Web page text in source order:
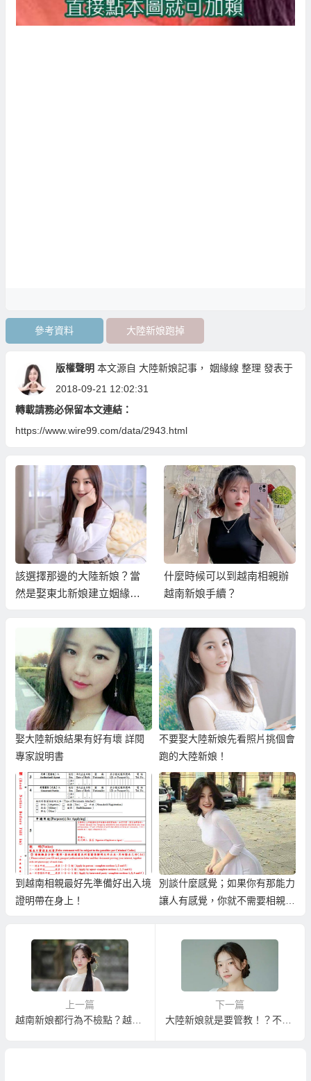
參考資料 大陸新娘跑掉
版權聲明本文源自 大陸新娘記事， 姻緣線 整理 發表于
2018-09-21 12:02:31
轉載請務必保留本文連結：
https://www.wire99.com/data/2943.html
該選擇那邊的大陸新娘？當
然是娶東北新娘建立姻緣線
什麼時候可以到越南相親辦
越南新娘手續？
娶大陸新娘結果有好有壞 詳閱
專家說明書
不要娶大陸新娘先看照片挑個會
跑的大陸新娘！
到越南相親最好先準備好出入境
證明帶在身上！
別談什麼感覺；如果你有那能力
讓人有感覺，你就不需要相親
上一篇
越南新娘都行為不檢點？越南新娘都會跑掉下海？
下一篇
大陸新娘就是要管教！？不然會學壞、騙錢、跑掉…..